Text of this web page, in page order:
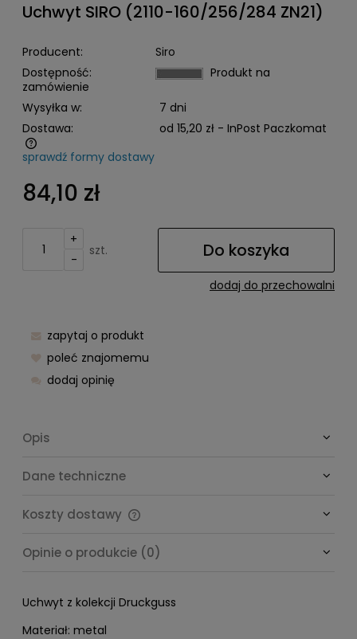
Uchwyt SIRO (2110-160/256/284 ZN21)
Producent:
Siro
Dostępność:
Produkt na
zamówienie
Wysyłka w:
7 dni
Dostawa:
od 15,20 zł - InPost Paczkomat
Cena nie zawiera ewentualnych kosztów płatności
sprawdź formy dostawy
84,10 zł
+
-
szt. Do koszyka
dodaj do przechowalni
zapytaj o produkt
poleć znajomemu
dodaj opinię
Opis
Dane techniczne
Koszty dostawy
Opinie o produkcie (0)
Uchwyt z kolekcji Druckguss
Materiał: metal